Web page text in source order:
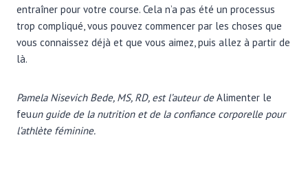
entraîner pour votre course. Cela n’a pas été un processus
trop compliqué, vous pouvez commencer par les choses que
vous connaissez déjà et que vous aimez, puis allez à partir de
là.
Pamela Nisevich Bede, MS, RD, est l’auteur deAlimenter le
feuun guide de la nutrition et de la confiance corporelle pour
l’athlète féminine.